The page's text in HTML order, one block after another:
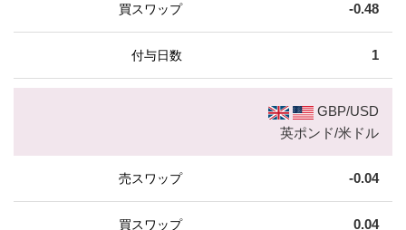
-0.48
1
GBP/USD
英ポンド/米ドル
-0.04
0.04